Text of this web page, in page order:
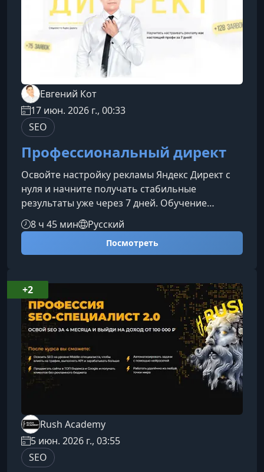
Евгений Кот
17 июн. 2026 г., 00:33
SEO
Профессиональный директ
Освойте настройку рекламы Яндекс Директ с
нуля и начните получать стабильные
результаты уже через 7 дней. Обучение
подойдет тем, кто хочет уверенно запускать
кампании, избегать ошибок и работать по
стратегиям, которые действительно приносят
заявки.Для кого подходит обучениеКурс
проекты в Яндекс Директ — без лишних трат и
путаницы.НовичкамРазберётесь с нуля, как
работает реклама в Яндексе.Получите прос
8 ч 45 мин Русский
Посмотреть
Rush Academy
5 июн. 2026 г., 03:55
SEO
+2